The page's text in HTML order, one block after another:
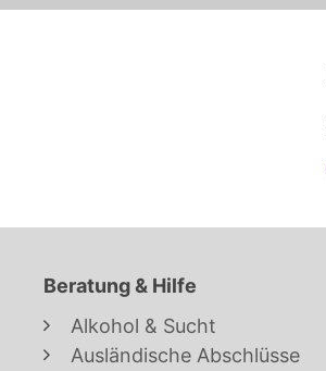
Beratung & Hilfe
Alkohol & Sucht
Ausländische Abschlüsse